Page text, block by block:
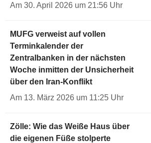
Am 30. April 2026 um 21:56 Uhr
MUFG verweist auf vollen
Terminkalender der
Zentralbanken in der nächsten
Woche inmitten der Unsicherheit
über den Iran-Konflikt
Am 13. März 2026 um 11:25 Uhr
Zölle: Wie das Weiße Haus über
die eigenen Füße stolperte